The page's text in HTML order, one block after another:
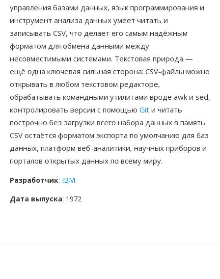
управления базами данных, язык программирования и
инструмент анализа данных умеет читать и
записывать CSV, что делает его самым надёжным
форматом для обмена данными между
несовместимыми системами. Текстовая природа —
ещё одна ключевая сильная сторона: CSV-файлы можно
открывать в любом текстовом редакторе,
обрабатывать командными утилитами вроде awk и sed,
контролировать версии с помощью Git и читать
построчно без загрузки всего набора данных в память.
CSV остаётся форматом экспорта по умолчанию для баз
данных, платформ веб-аналитики, научных приборов и
порталов открытых данных по всему миру.
Разработчик: IBM
Дата выпуска: 1972